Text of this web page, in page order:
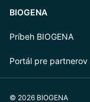
BIOGENA
Príbeh BIOGENA
Portál pre partnerov
© 2026 BIOGENA